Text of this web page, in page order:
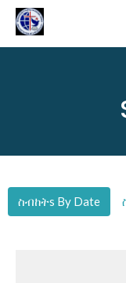
ስብከትs By Date